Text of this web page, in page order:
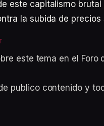
este capitalismo
la subida de precios
este tema en el Foro
publico contenido y